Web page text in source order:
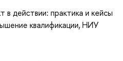
в действии: практика и кейсы
квалификации, НИУ